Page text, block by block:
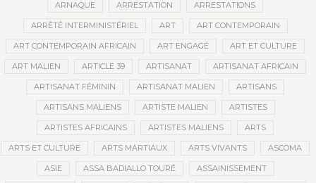
ARNAQUE ARRESTATION ARRESTATIONS
ARRÊTÉ INTERMINISTÉRIEL ART ART CONTEMPORAIN
ART CONTEMPORAIN AFRICAIN ART ENGAGÉ ART ET CULTURE
ART MALIEN ARTICLE 39 ARTISANAT ARTISANAT AFRICAIN
ARTISANAT FÉMININ ARTISANAT MALIEN ARTISANS
ARTISANS MALIENS ARTISTE MALIEN ARTISTES
ARTISTES AFRICAINS ARTISTES MALIENS ARTS
ARTS ET CULTURE ARTS MARTIAUX ARTS VIVANTS ASCOMA
ASIE ASSA BADIALLO TOURÉ ASSAINISSEMENT